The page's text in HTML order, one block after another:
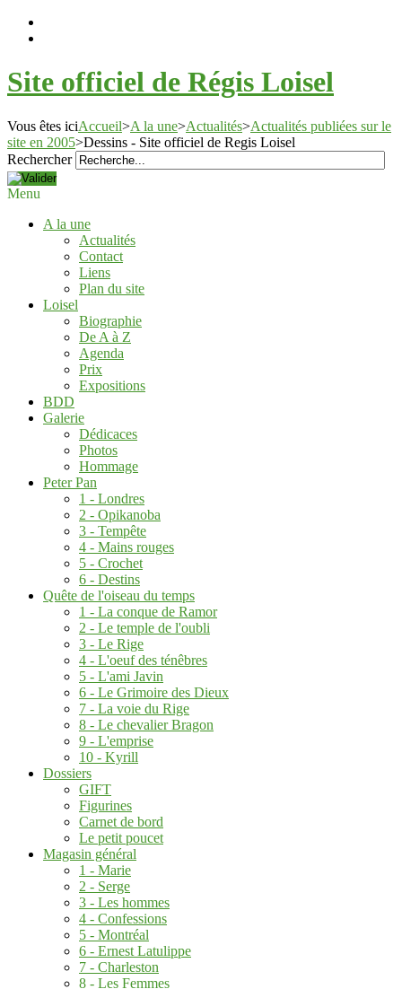
Site officiel de Régis Loisel
Vous êtes iciAccueil>A la une>Actualités>Actualités publiées sur le
site en 2005>Dessins - Site officiel de Regis Loisel
Rechercher
Menu
A la une
Actualités
Contact
Liens
Plan du site
Loisel
Biographie
De A à Z
Agenda
Prix
Expositions
BDD
Galerie
Dédicaces
Photos
Hommage
Peter Pan
1 - Londres
2 - Opikanoba
3 - Tempête
4 - Mains rouges
5 - Crochet
6 - Destins
Quête de l'oiseau du temps
1 - La conque de Ramor
2 - Le temple de l'oubli
3 - Le Rige
4 - L'oeuf des ténêbres
5 - L'ami Javin
6 - Le Grimoire des Dieux
7 - La voie du Rige
8 - Le chevalier Bragon
9 - L'emprise
10 - Kyrill
Dossiers
GIFT
Figurines
Carnet de bord
Le petit poucet
Magasin général
1 - Marie
2 - Serge
3 - Les hommes
4 - Confessions
5 - Montréal
6 - Ernest Latulippe
7 - Charleston
8 - Les Femmes